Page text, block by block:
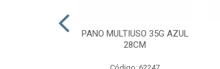
PANO MULTIUSO 35G AZUL
28CM